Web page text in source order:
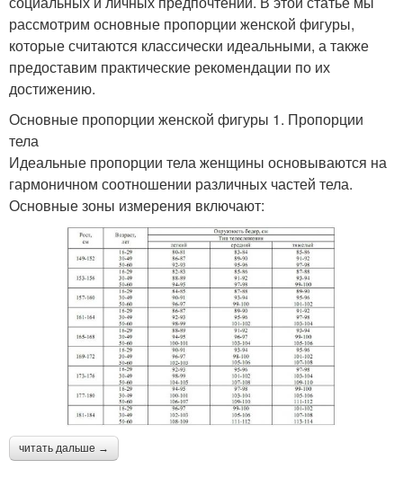
рассмотрим основные пропорции женской фигуры,
которые считаются классически идеальными, а также
предоставим практические рекомендации по их
достижению.
Основные пропорции женской фигуры 1. Пропорции
тела
Идеальные пропорции тела женщины основываются на
гармоничном соотношении различных частей тела.
Основные зоны измерения включают:
читать дальше →